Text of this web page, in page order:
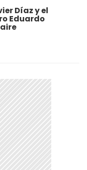
Díaz y el
Eduardo